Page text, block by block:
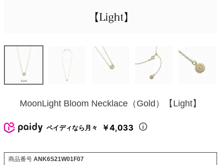
MoonLight Bloom Necklace（Gold）【Light】
ペイディなら月々 ￥4,033
商品番号 ANK6S21W01F07